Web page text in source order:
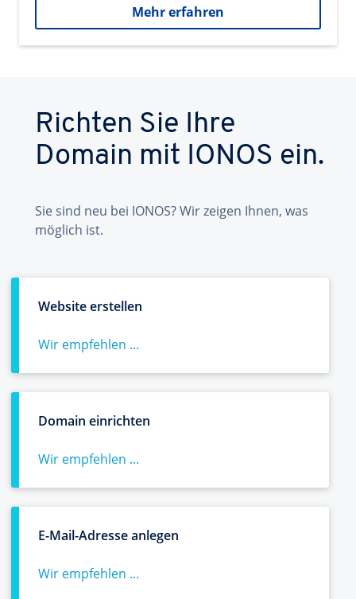
Mehr erfahren
Richten Sie Ihre
Domain mit IONOS ein.
Sie sind neu bei IONOS? Wir zeigen Ihnen, was
möglich ist.
Website erstellen
Wir empfehlen ...
Domain einrichten
Wir empfehlen ...
E-Mail-Adresse anlegen
Wir empfehlen ...